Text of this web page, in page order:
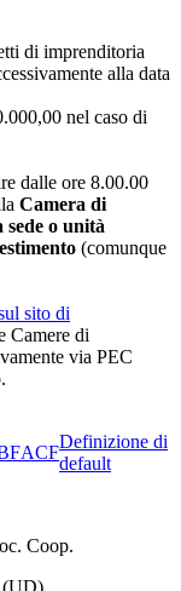
di imprenditoria
alla data
nel caso di
dalle ore 8.00.00
Camera di
o unità
(comunque
sito di
Camere di
via PEC
ACF
Definizione di
default
Coop.
(UD)